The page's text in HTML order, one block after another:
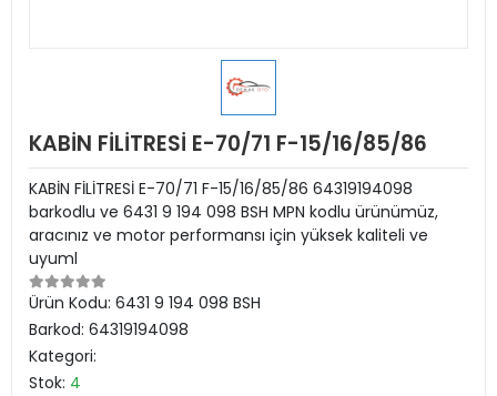
KABİN FİLİTRESİ E-70/71 F-15/16/85/86
KABİN FİLİTRESİ E-70/71 F-15/16/85/86 64319194098
barkodlu ve 6431 9 194 098 BSH MPN kodlu ürünümüz,
aracınız ve motor performansı için yüksek kaliteli ve
uyuml
Ürün Kodu: 6431 9 194 098 BSH
Barkod: 64319194098
Kategori:
Stok: 4